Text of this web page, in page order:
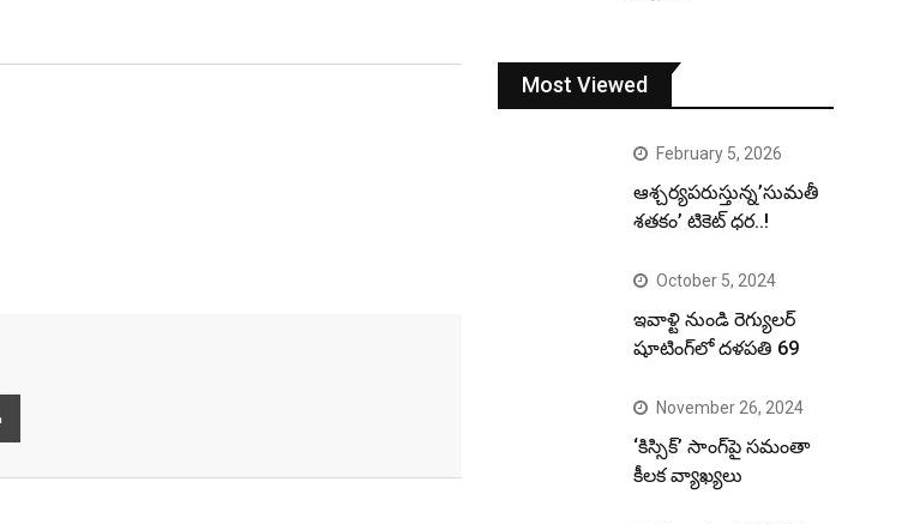
Most Viewed
February 5, 2026
ఆశ్చర్యపరుస్తున్న’సుమతీ
శతకం’ టికెట్ ధర..!
October 5, 2024
ఇవాళ్టి నుండి రెగ్యులర్
షూటింగ్‌లో దళపతి 69
November 26, 2024
‘కిస్సిక్’ సాంగ్‌పై సమంతా
కీలక వ్యాఖ్యలు